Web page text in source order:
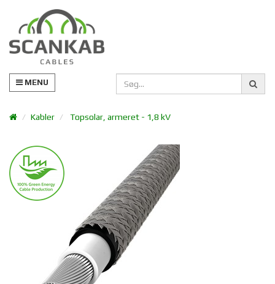
MENU
Kabler Topsolar, armeret - 1,8 kV